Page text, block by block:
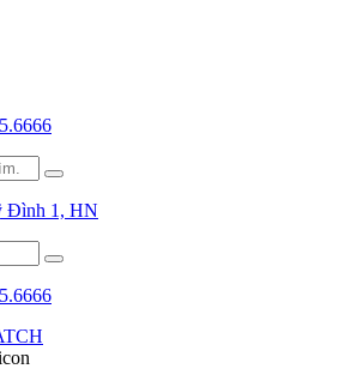
Đình 1, HN